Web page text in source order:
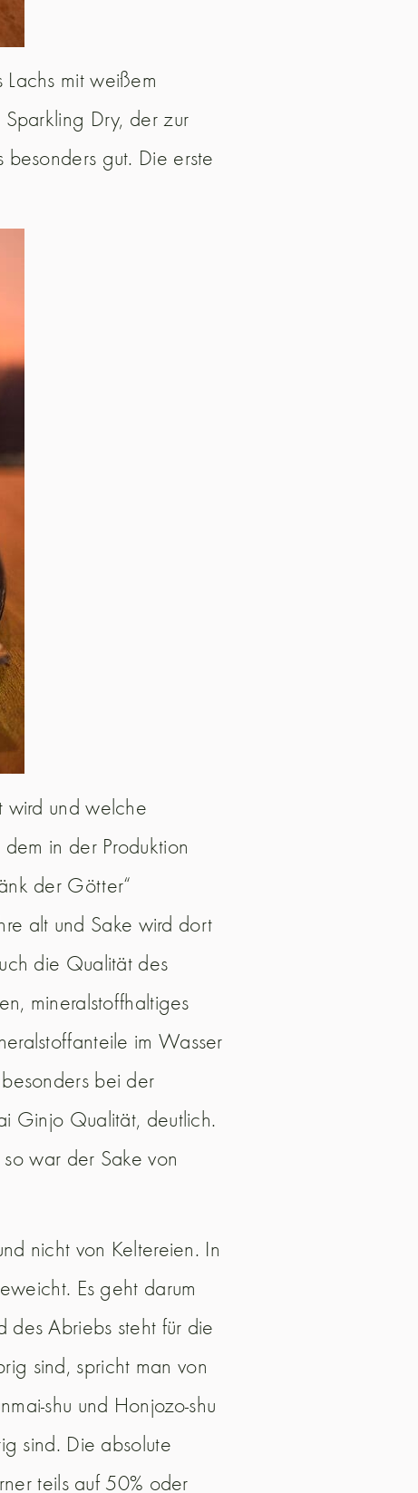
mit weißem
Sparkling Dry, der zur
gut. Die erste
wird und welche
in der Produktion
der Götter“
alt und Sake wird dort
die Qualität des
mineralstoffhaltiges
im Wasser
bei der
Ginjo Qualität, deutlich.
war der Sake von
nicht von Keltereien. In
Es geht darum
des Abriebs steht für die
sind, spricht man von
shu und Honjozo-shu
sind. Die absolute
teils auf 50% oder